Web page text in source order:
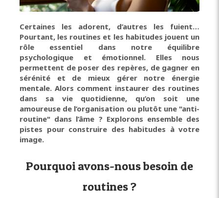
Certaines les adorent, d’autres les fuient…
Pourtant, les routines et les habitudes jouent un
rôle essentiel dans notre équilibre
psychologique et émotionnel. Elles nous
permettent de poser des repères, de gagner en
sérénité et de mieux gérer notre énergie
mentale. Alors comment instaurer des routines
dans sa vie quotidienne, qu’on soit une
amoureuse de l’organisation ou plutôt une "anti-
routine" dans l’âme ? Explorons ensemble des
pistes pour construire des habitudes à votre
image.
Pourquoi avons-nous besoin de
routines ?